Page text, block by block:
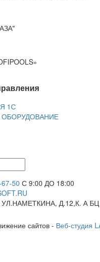
1С
50 С 9:00 ДО 18:00
Д.12,К. А
сайтов - Веб-студия